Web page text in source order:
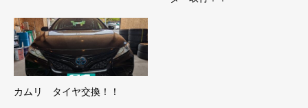
カムリ タイヤ交換！！